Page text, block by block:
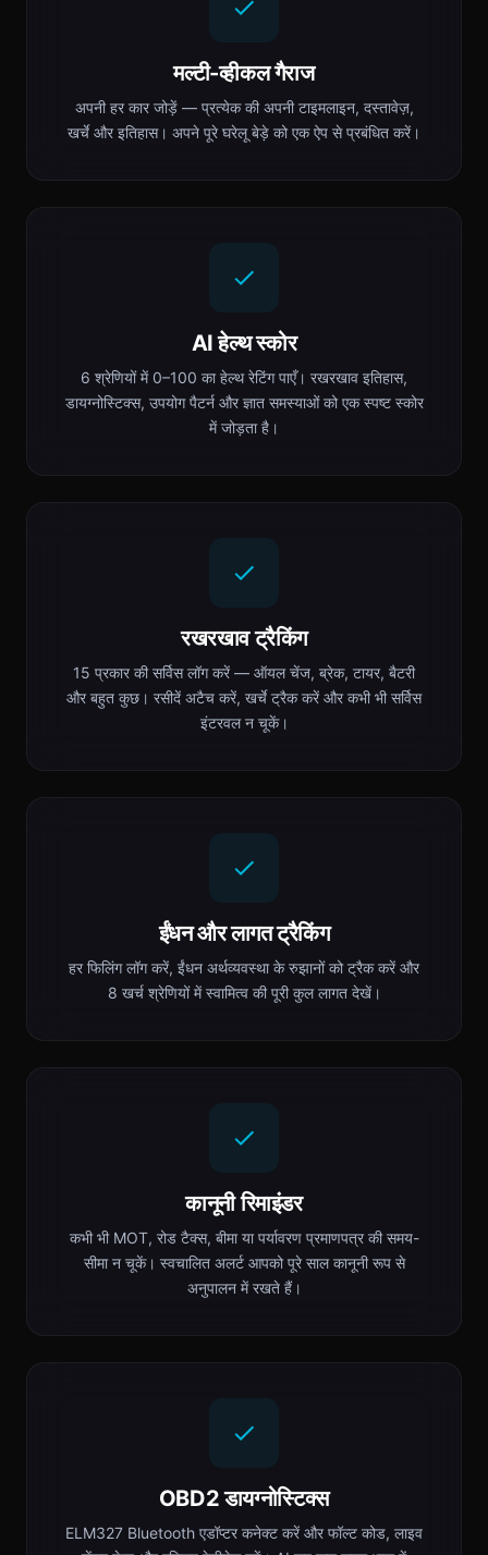
मल्टी-व्हीकल गैराज
अपनी हर कार जोड़ें — प्रत्येक की अपनी टाइमलाइन, दस्तावेज़,
खर्चे और इतिहास। अपने पूरे घरेलू बेड़े को एक ऐप से प्रबंधित करें।
AI हेल्थ स्कोर
6 श्रेणियों में 0–100 का हेल्थ रेटिंग पाएँ। रखरखाव इतिहास,
डायग्नोस्टिक्स, उपयोग पैटर्न और ज्ञात समस्याओं को एक स्पष्ट स्कोर
में जोड़ता है।
रखरखाव ट्रैकिंग
15 प्रकार की सर्विस लॉग करें — ऑयल चेंज, ब्रेक, टायर, बैटरी
और बहुत कुछ। रसीदें अटैच करें, खर्चे ट्रैक करें और कभी भी सर्विस
इंटरवल न चूकें।
ईंधन और लागत ट्रैकिंग
हर फिलिंग लॉग करें, ईंधन अर्थव्यवस्था के रुझानों को ट्रैक करें और
8 खर्च श्रेणियों में स्वामित्व की पूरी कुल लागत देखें।
कानूनी रिमाइंडर
कभी भी MOT, रोड टैक्स, बीमा या पर्यावरण प्रमाणपत्र की समय-
सीमा न चूकें। स्वचालित अलर्ट आपको पूरे साल कानूनी रूप से
अनुपालन में रखते हैं।
OBD2 डायग्नोस्टिक्स
ELM327 Bluetooth एडॉप्टर कनेक्ट करें और फॉल्ट कोड, लाइव